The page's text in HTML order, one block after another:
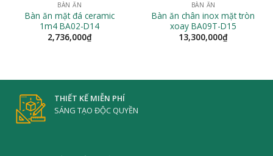
BÀN ĂN
Bàn ăn mặt đá ceramic
1m4 BA02-D14
2,736,000₫
BÀN ĂN
Bàn ăn chân inox mặt tròn
xoay BA09T-D15
13,300,000₫
THIẾT KẾ MIỄN PHÍ
SÁNG TẠO ĐỘC QUYỀN